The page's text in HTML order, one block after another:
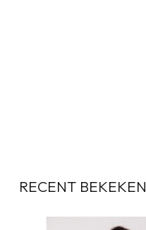
RECENT BEKEKEN